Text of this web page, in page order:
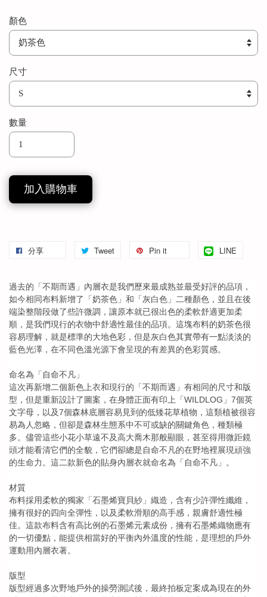
顏色
尺寸
數量
加入購物車
分享 Tweet Pin it LINE
過去的「不期而遇」內層衣是我們歷來最成熟並最受好評的品項，
如今相同布料新增了「奶茶色」和「灰白色」二種顏色，並且在後
端染整階段做了些許微調，讓原本就已很出色的柔軟舒適更加柔
順，是我們現行的衣物中舒適性最佳的品項。這塊布料的奶茶色很
容易理解，就是標準的大地色彩，但是灰白色其實帶有一點淡淡的
藍色光澤，在不同色溫光源下會呈現的有差異的色彩質感。
命名為「自命不凡」
這次再新增二個新色上衣和現行的「不期而遇」有相同的尺寸和版
型，但是重新設計了圖案，在身體正面有印上「WILDLOG」7個英
文字母，以及7個森林底層容易見到的低矮花草植物，這類植被很容
易為人忽略，但卻是森林生態系中不可或缺的關鍵角色，種類極
多。儘管這些小花小草遠不及高大喬木那般顯眼，甚至得用微距鏡
頭才能看清它們的全貌，它們卻總是自命不凡的在野地裡展現頑強
的生命力。這二款新色的貼身內層衣就命名為「自命不凡」。
材質
布料採用柔軟的獨家「石墨烯寶貝紗」織造，含有少許彈性纖維，
擁有很好的四向全彈性，以及柔軟滑順的高手感，親膚舒適性極
佳。這款布料含有高比例的石墨烯元素成份，擁有石墨烯織物應有
的一切優點，能提供相當好的平衡內外溫度的性能，是理想的戶外
運動用內層衣著。
版型
版型經過多次野地戶外的操勞測試後，最終拍板定案成為現在的外